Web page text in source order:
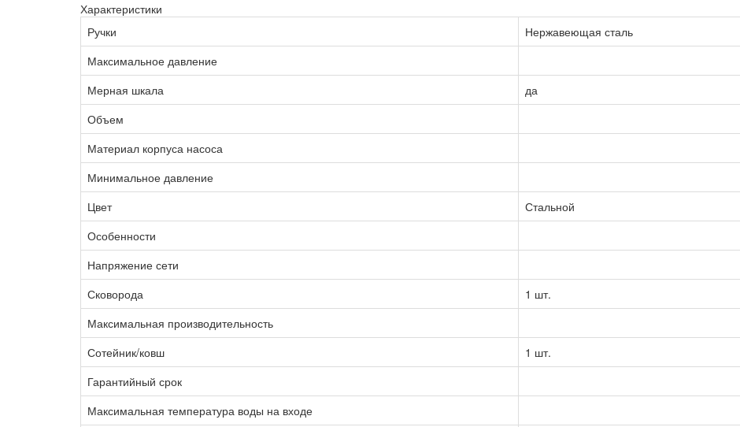
Характеристики
Ручки
Нержавеющая сталь
Максимальное давление
Мерная шкала
да
Объем
Материал корпуса насоса
Минимальное давление
Цвет
Стальной
Особенности
Напряжение сети
Сковорода
1 шт.
Максимальная производительность
Сотейник/ковш
1 шт.
Гарантийный срок
Максимальная температура воды на входе